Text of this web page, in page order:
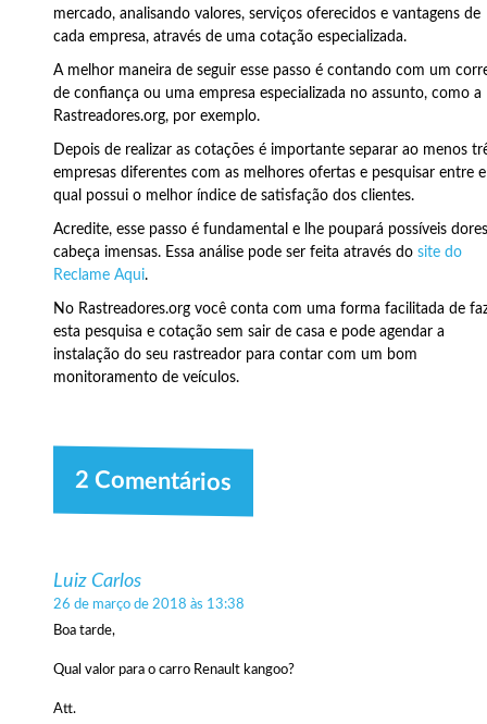
mercado, analisando valores, serviços oferecidos e vantagens de
cada empresa, através de uma cotação especializada.
A melhor maneira de seguir esse passo é contando com um
de confiança ou uma empresa especializada no assunto, como a
Rastreadores.org, por exemplo.
Depois de realizar as cotações é importante separar ao menos
empresas diferentes com as melhores ofertas e pesquisar entre
qual possui o melhor índice de satisfação dos clientes.
Acredite, esse passo é fundamental e lhe poupará possíveis
cabeça imensas. Essa análise pode ser feita através dosite do
Reclame Aqui.
No Rastreadores.org você conta com uma forma facilitada de
esta pesquisa e cotação sem sair de casa e pode agendar a
instalação do seu rastreador para contar com um bom
monitoramento de veículos.
2 Comentários
Luiz Carlos
26 de março de 2018 às 13:38
Boa tarde,
Qual valor para o carro Renault kangoo?
Att.